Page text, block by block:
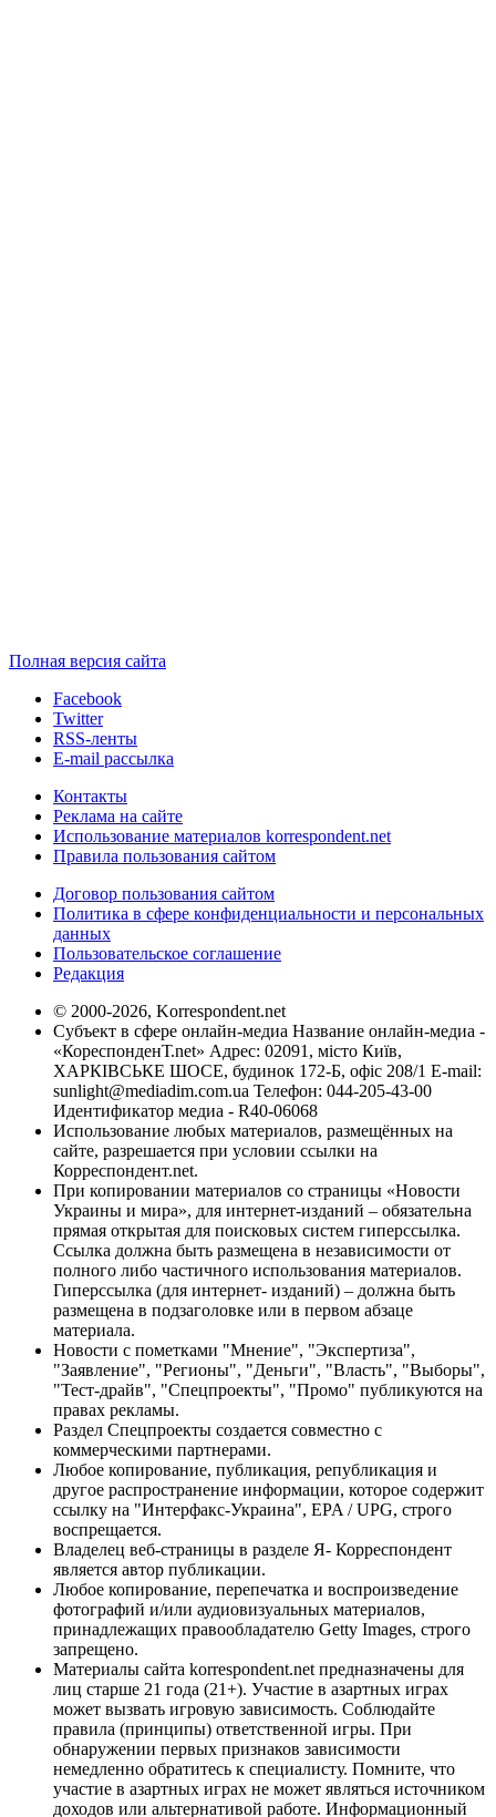
Полная версия сайта
Facebook
Twitter
RSS-ленты
E-mail рассылка
Контакты
Реклама на сайте
Использование материалов korrespondent.net
Правила пользования сайтом
Договор пользования сайтом
Политика в сфере конфиденциальности и персональных
данных
Пользовательское соглашение
Редакция
© 2000-2026, Korrespondent.net
Субъект в сфере онлайн-медиа Название онлайн-медиа -
«КореспонденТ.net» Адрес: 02091, місто Київ,
ХАРКІВСЬКЕ ШОСЕ, будинок 172-Б, офіс 208/1 E-mail:
sunlight@mediadim.com.ua Телефон: 044-205-43-00
Идентификатор медиа - R40-06068
Использование любых материалов, размещённых на
сайте, разрешается при условии ссылки на
Корреспондент.net.
При копировании материалов со страницы «Новости
Украины и мира», для интернет-изданий – обязательна
прямая открытая для поисковых систем гиперссылка.
Ссылка должна быть размещена в независимости от
полного либо частичного использования материалов.
Гиперссылка (для интернет- изданий) – должна быть
размещена в подзаголовке или в первом абзаце
материала.
Новости с пометками "Мнение", "Экспертиза",
"Заявление", "Регионы", "Деньги", "Власть", "Выборы",
"Тест-драйв", "Спецпроекты", "Промо" публикуются на
правах рекламы.
Раздел Спецпроекты создается совместно с
коммерческими партнерами.
Любое копирование, публикация, републикация и
другое распространение информации, которое содержит
ссылку на "Интерфакс-Украина", EPA / UPG, строго
воспрещается.
Владелец веб-страницы в разделе Я- Корреспондент
является автор публикации.
Любое копирование, перепечатка и воспроизведение
фотографий и/или аудиовизуальных материалов,
принадлежащих правообладателю Getty Images, строго
запрещено.
Материалы сайта korrespondent.net предназначены для
лиц старше 21 года (21+). Участие в азартных играх
может вызвать игровую зависимость. Соблюдайте
правила (принципы) ответственной игры. При
обнаружении первых признаков зависимости
немедленно обратитесь к специалисту. Помните, что
участие в азартных играх не может являться источником
доходов или альтернативой работе. Информационный